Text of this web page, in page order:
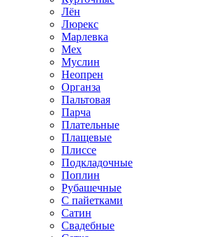
Лён
Люрекс
Марлевка
Мех
Муслин
Неопрен
Органза
Пальтовая
Парча
Плательные
Плащевые
Плиссе
Подкладочные
Поплин
Рубашечные
С пайетками
Сатин
Свадебные